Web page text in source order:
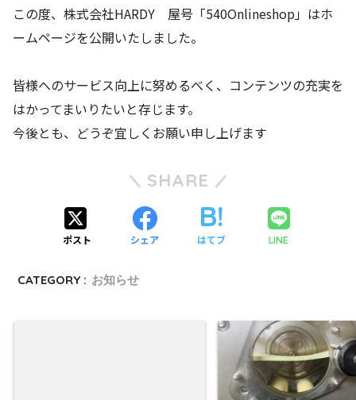
この度、株式会社HARDY 屋号「540Onlineshop」はホ
ームページを公開いたしました。
皆様へのサービス向上に努めるべく、コンテンツの充実を
はかってまいりたいと存じます。
今後とも、どうぞ宜しくお願い申し上げます
SHARE
ポスト シェア はてブ LINE
CATEGORY : お知らせ